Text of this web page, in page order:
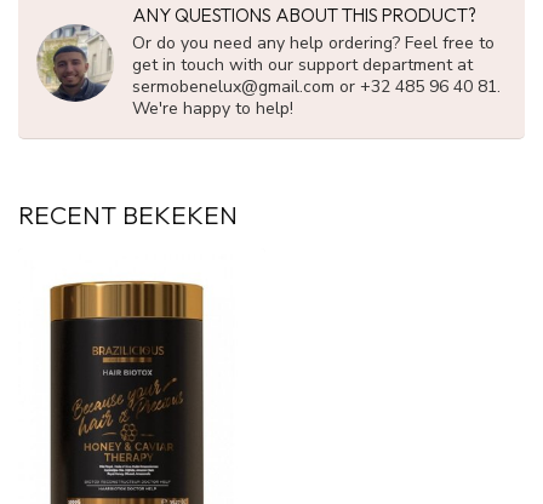
ANY QUESTIONS ABOUT THIS PRODUCT?
Or do you need any help ordering? Feel free to
get in touch with our support department at
sermobenelux@gmail.com or +32 485 96 40 81.
We're happy to help!
RECENT BEKEKEN